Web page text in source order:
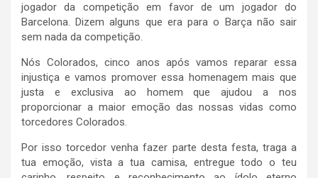
jogador da competição em favor de um jogador do
Barcelona. Dizem alguns que era para o Barça não sair
sem nada da competição.
Nós Colorados, cinco anos após vamos reparar essa
injustiça e vamos promover essa homenagem mais que
justa e exclusiva ao homem que ajudou a nos
proporcionar a maior emoção das nossas vidas como
torcedores Colorados.
Por isso torcedor venha fazer parte desta festa, traga a
tua emoção, vista a tua camisa, entregue todo o teu